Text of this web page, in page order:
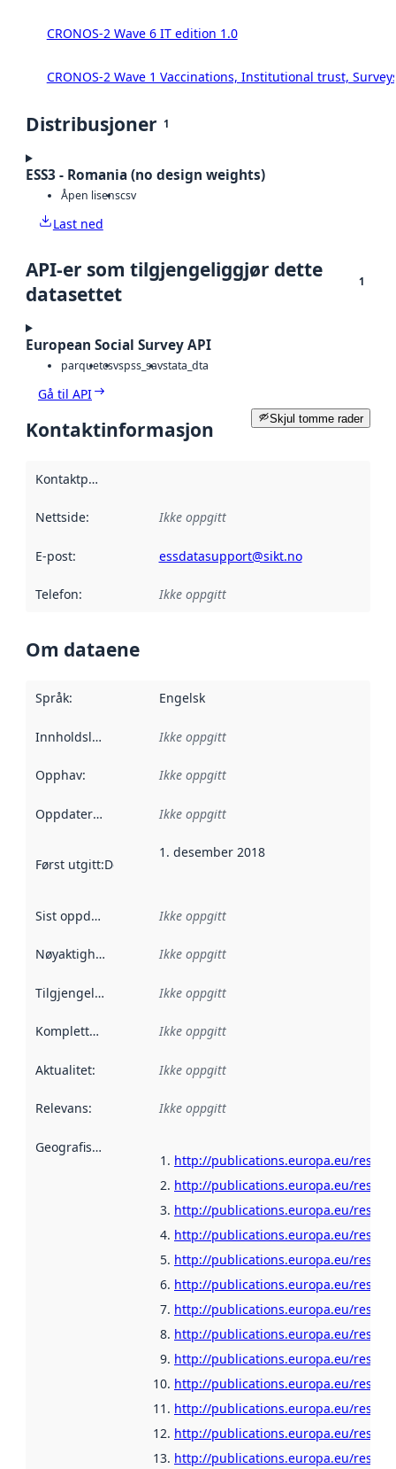
CRONOS-2 Wave 6 IT edition 1.0
CRONOS-2 Wave 1 Vaccinations, Institutional trust,
Distribusjoner 1
ESS3 - Romania (no design weights)
Åpen lisenscsv
Last ned
API-er som tilgjengeliggjør dette
datasettet
1
European Social Survey API
parquetcsvspss_savstata_dta
Gå til API
Skjul tomme rader
Kontaktinformasjon
Kontaktpunkt
Nettside: Ikke oppgitt
E-post: essdatasupport@sikt.no
Telefon: Ikke oppgitt
Om dataene
Språk: Engelsk
Innholdsleverandører :
Ikke oppgitt
Opphav: Ikke oppgitt
Oppdateringsfrekvens :
Ikke oppgitt
Først utgitt:Denne datoen sier når dataene i dette
1. desember 2018
Sist oppdatert Ikke oppgitt
Nøyaktighet Ikke oppgitt
Tilgjengelighet Ikke oppgitt
Kompletthet Ikke oppgitt
Aktualitet: Ikke oppgitt
Relevans: Ikke oppgitt
Geografisk avgrensning
http://publications.europa.eu/
http://publications.europa.eu/
http://publications.europa.eu/
http://publications.europa.eu/
http://publications.europa.eu/
http://publications.europa.eu/
http://publications.europa.eu/
http://publications.europa.eu/
http://publications.europa.eu/
http://publications.europa.eu/
http://publications.europa.eu/
http://publications.europa.eu/
http://publications.europa.eu/